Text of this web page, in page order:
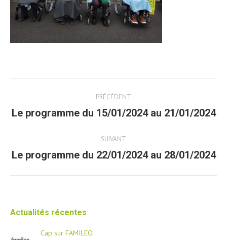
navigation
PRÉCÉDENT
Article
Le programme du 15/01/2024 au 21/01/2024
SUIVANT
Article
Le programme du 22/01/2024 au 28/01/2024
Actualités récentes
Cap sur FAMILEO